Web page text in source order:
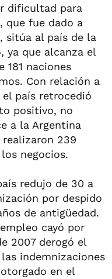
dificultad para
que fue dado a
sitúa al país de la
ya que alcanza el
181 naciones
Con relación a
país retrocedió
positivo, no
a la Argentina
239
negocios.
redujo de 30 a
por despido
de antigüedad.
cayó por
2007 derogó el
indemnizaciones
en el